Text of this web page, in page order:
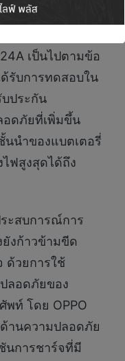
เฟซ Type-C มี
เป็นไปตามข้อ
รับการทดสอบใน
ประกัน
อดภัยที่เพิ่มขึ้น
นนำของแบตเตอรี่
ฟสูงสุดได้ถึง
ะสบการณ์การ
งก้าวข้ามขีด
ด้วยการใช้
ลอดภัยของ
พท์ โดย OPPO
านความปลอดภัย
นการชาร์จที่มี